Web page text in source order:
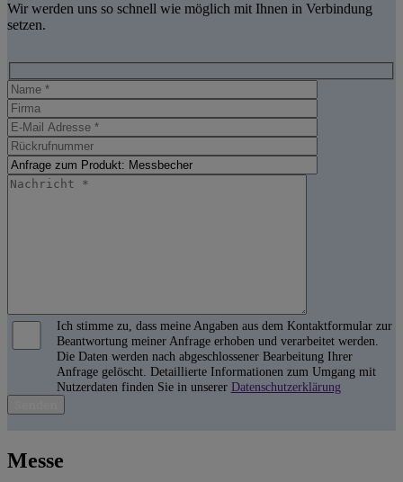
Wir werden uns so schnell wie möglich mit Ihnen in Verbindung
setzen.
Ich stimme zu, dass meine Angaben aus dem Kontaktformular zur
Beantwortung meiner Anfrage erhoben und verarbeitet werden.
Die Daten werden nach abgeschlossener Bearbeitung Ihrer
Anfrage gelöscht. Detaillierte Informationen zum Umgang mit
Nutzerdaten finden Sie in unserer Datenschutzerklärung
t
t
Messe